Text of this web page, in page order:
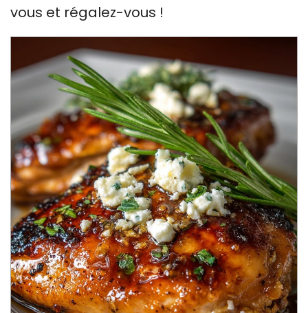
vous et régalez-vous !